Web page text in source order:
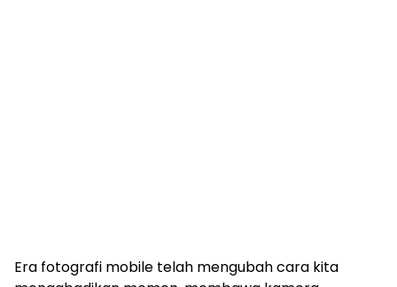
Era fotografi mobile telah mengubah cara kita